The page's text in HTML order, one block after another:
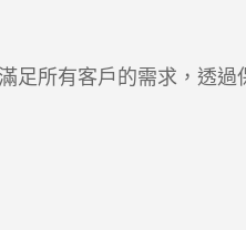
足所有客戶的需求，透